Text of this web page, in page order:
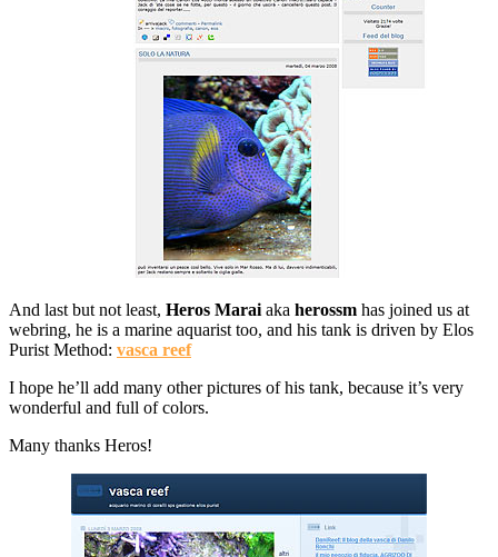
And last but not least, Heros Marai aka herossm has joined us at
webring, he is a marine aquarist too, and his tank is driven by Elos
Purist Method: vasca reef
I hope he’ll add many other pictures of his tank, because it’s very
wonderful and full of colors.
Many thanks Heros!